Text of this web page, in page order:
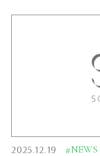
2025.12.19 #NEWS